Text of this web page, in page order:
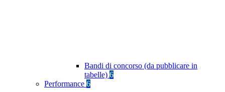
Bandi di concorso (da pubblicare in
tabelle) 6
Performance 6